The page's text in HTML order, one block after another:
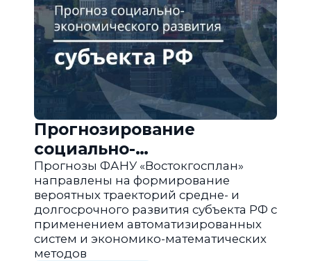
Прогнозирование
социально-
экономического развития
региона РФ
Прогнозы ФАНУ «Востокгосплан»
направлены на формирование
вероятных траекторий средне- и
долгосрочного развития субъекта РФ с
применением автоматизированных
систем и экономико-математических
методов